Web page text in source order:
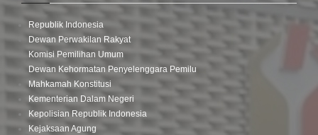
Republik Indonesia
Dewan Perwakilan Rakyat
Komisi Pemilihan Umum
Dewan Kehormatan Penyelenggara Pemilu
Mahkamah Konstitusi
Kementerian Dalam Negeri
Kepolisian Republik Indonesia
Kejaksaan Agung